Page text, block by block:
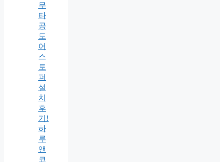
무
타
공
도
어
스
토
퍼
설
치
후
기!
하
루
앤
코